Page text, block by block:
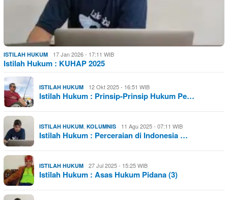
ISTILAH HUKUM 17 Jan 2026 - 17:11 WIB
Istilah Hukum : KUHAP 2025
ISTILAH HUKUM 12 Okt 2025 - 16:51 WIB
Istilah Hukum : Prinsip-Prinsip Hukum Pe…
ISTILAH HUKUM, KOLUMNIS 11 Agu 2025 - 07:11 WIB
Istilah Hukum : Perceraian di Indonesia …
ISTILAH HUKUM 27 Jul 2025 - 15:25 WIB
Istilah Hukum : Asas Hukum Pidana (3)